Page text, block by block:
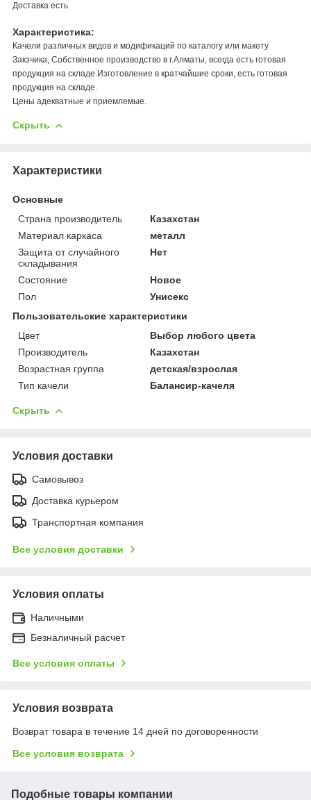
Доставка есть
Характеристика:
Качели различных видов и модификаций по каталогу или макету
Закзчика, Собственное производство в г.Алматы, всегда есть готовая
продукция на складе.Изготовление в кратчайшие сроки, есть готовая
продукция на складе.
Цены адекватные и приемлемые.
Скрыть
Характеристики
Основные
Страна производитель
Казахстан
Материал каркаса
металл
Защита от случайного
складывания
Нет
Состояние
Новое
Пол
Унисекс
Пользовательские характеристики
Цвет
Выбор любого цвета
Производитель
Казахстан
Возрастная группа
детская/взрослая
Тип качели
Балансир-качеля
Скрыть
Условия доставки
Самовывоз
Доставка курьером
Транспортная компания
Все условия доставки
Условия оплаты
Наличными
Безналичный расчет
Все условия оплаты
Условия возврата
Возврат товара в течение 14 дней по договоренности
Все условия возврата
Подобные товары компании